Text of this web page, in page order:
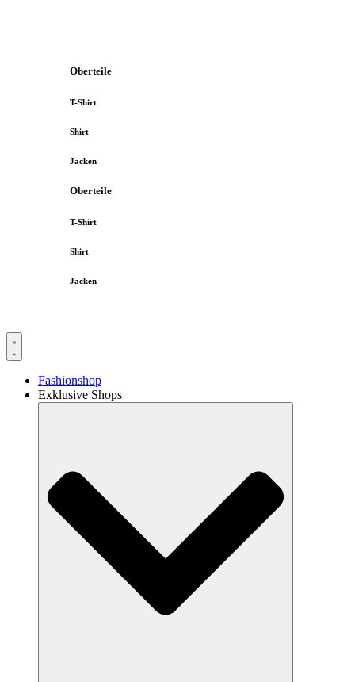
Oberteile
T-Shirt
Shirt
Jacken
Oberteile
T-Shirt
Shirt
Jacken
Fashionshop
Exklusive Shops